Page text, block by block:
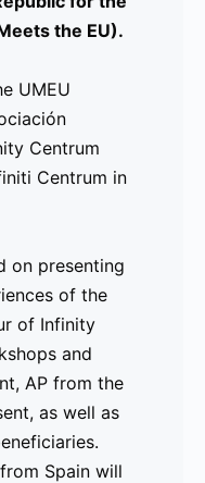
the EU).
UMEU
Centrum
Centrum in
on presenting
of the
of Infinity
and
AP from the
as well as
Spain will
recursos
– 1 de abril
Checa para el
UMEU, los
la sede de Infinity
los
de Infinity
AP del socio checo,
España estará
Imbert, y la